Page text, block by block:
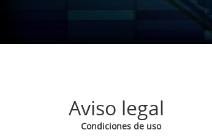
Aviso legal
Condiciones de uso